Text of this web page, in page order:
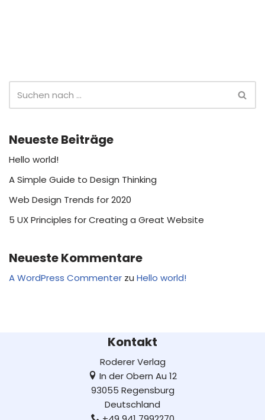
Neueste Beiträge
Hello world!
A Simple Guide to Design Thinking
Web Design Trends for 2020
5 UX Principles for Creating a Great Website
Neueste Kommentare
A WordPress Commenter zu Hello world!
Kontakt
Roderer Verlag
In der Obern Au 12
93055 Regensburg
Deutschland